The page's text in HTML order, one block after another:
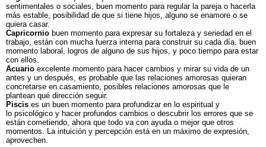
sentimentales o sociales, buen momento para regular la pareja o hacerla
más estable, posibilidad de que si tiene hijos, alguno se enamore o se
quiera casar.
Capricornio buen momento para expresar su fortaleza y seriedad en el
trabajo, están con mucha fuerza interna para construir su cada día, buen
momento laboral, logros de alguno de sus hijos, y poco tiempo para estar
con ellos.
Acuario excelente momento para hacer cambios y mirar su vida de un
antes y un después, es probable que las relaciones amorosas quieran
concretarse en casamiento, posibles relaciones amorosas que le
plantean qué dirección seguir.
Piscis es un buen momento para profundizar en lo espiritual y
lo psicológico y hacer profundos cambios o descubrir los errores que se
están cometiendo, ahora que todo va con ayuda o mejor que otros
momentos. La intuición y percepción está en un máximo de expresión,
aprovechen.